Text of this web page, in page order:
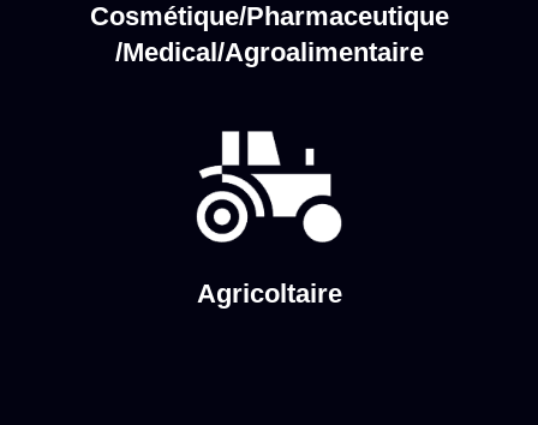
Cosmétique/Pharmaceutique
/Medical/Agroalimentaire
Agricoltaire